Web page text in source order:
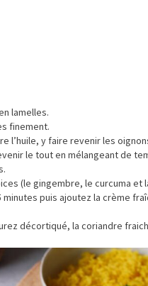
lamelles.
finement.
l’huile, y faire revenir les
le tout en mélangeant de
(le gingembre, le curcuma et
puis ajoutez la crème
décortiqué, la coriandre